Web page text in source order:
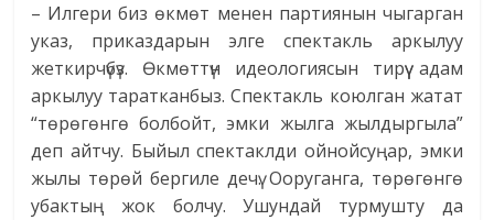
– Илгери биз өкмөт менен партиянын чыгарган
указ, приказдарын элге спектакль аркылуу
жеткирчүбүз. Өкмөттүн идеологиясын тирүү адам
аркылуу таратканбыз. Спектакль коюлган жатат
“төрөгөнгө болбойт, эмки жылга жылдыргыла”
деп айтчу. Быйыл спектаклди ойнойсуңар, эмки
жылы төрөй бергиле дечү. Ооруганга, төрөгөнгө
убактың жок болчу. Ушундай турмушту да